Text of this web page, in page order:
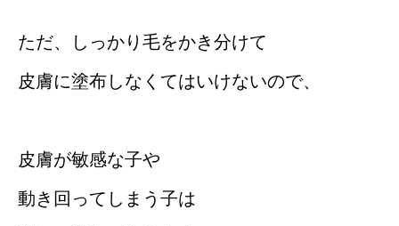
ただ、しっかり毛をかき分けて
皮膚に塗布しなくてはいけないので、
皮膚が敏感な子や
動き回ってしまう子は